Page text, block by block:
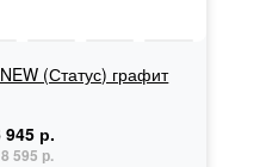
(Статус) графит
945 р.
8 595 р.